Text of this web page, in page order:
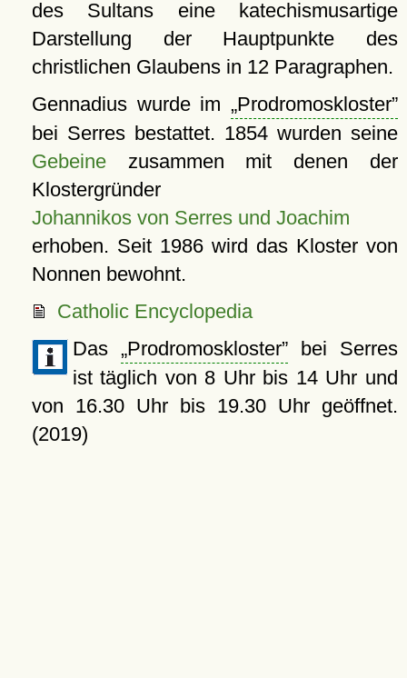
des Sultans eine katechismusartige
Darstellung der Hauptpunkte des
christlichen Glaubens in 12 Paragraphen.
Gennadius wurde im
Prodromoskloster
bei Serres bestattet. 1854 wurden seine
Gebeinezusammen mit denen der
Klostergründer
Johannikos von Serres und Joachim
erhoben. Seit 1986 wird das Kloster von
Nonnen bewohnt.
Catholic Encyclopedia
Das
Prodromoskloster bei Serres
ist täglich von 8 Uhr bis 14 Uhr und
von 16.30 Uhr bis 19.30 Uhr geöffnet.
(2019)